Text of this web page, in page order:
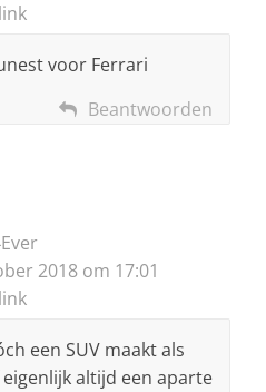
voor Ferrari
Beantwoorden
2018 om 17:01
een SUV maakt als
altijd een aparte